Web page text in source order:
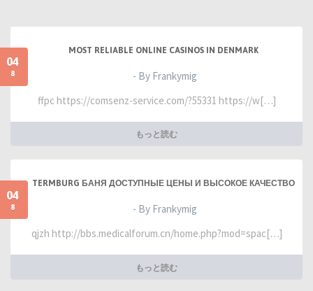
04
8
MOST RELIABLE ONLINE CASINOS IN DENMARK
- By Frankymig
ffpc https://comsenz-service.com/?55331 https://w[…]
もっと読む
04
8
TERMBURG БАНЯ ДОСТУПНЫЕ ЦЕНЫ И ВЫСОКОЕ КАЧЕСТВО
- By Frankymig
qjzh http://bbs.medicalforum.cn/home.php?mod=spac[…]
もっと読む